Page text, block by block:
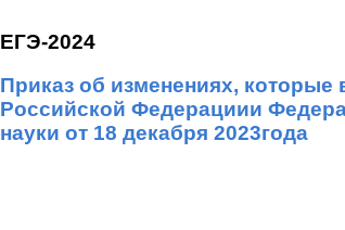
ЕГЭ-2024
Приказ об изменениях,
Российской Федерациии
науки от 18 декабря 2023года